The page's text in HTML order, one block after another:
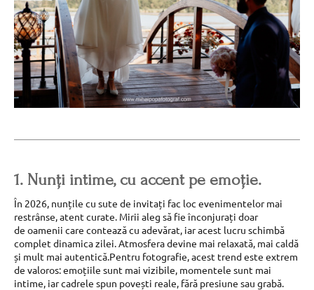
1. Nunți intime, cu accent pe emoție.
În 2026, nunțile cu sute de invitați fac loc evenimentelor mai
restrânse, atent curate. Mirii aleg să fie înconjurați doar
de oamenii care contează cu adevărat, iar acest lucru schimbă
complet dinamica zilei. Atmosfera devine mai relaxată, mai caldă
și mult mai autentică.Pentru fotografie, acest trend este extrem
de valoros: emoțiile sunt mai vizibile, momentele sunt mai
intime, iar cadrele spun povești reale, fără presiune sau grabă.